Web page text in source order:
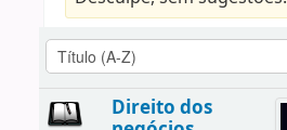
Direito dos